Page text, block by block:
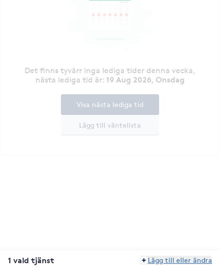
Det finns tyvärr inga lediga tider denna vecka,
nästa lediga tid är: 19 Aug 2026, Onsdag
Lägg till väntelista
Visa nästa lediga tid
1 vald tjänst Lägg till eller ändra